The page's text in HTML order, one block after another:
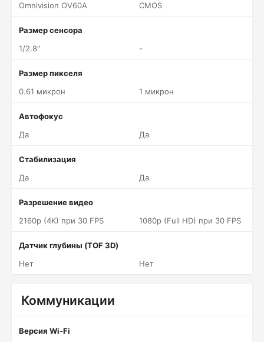
Omnivision OV60A
CMOS
Размер сенсора
1/2.8"
-
Размер пикселя
0.61 микрон
1 микрон
Автофокус
Да
Да
Стабилизация
Да
Да
Разрешение видео
2160p (4K) при 30 FPS
1080p (Full HD) при 30 FPS
Датчик глубины (TOF 3D)
Нет
Нет
Коммуникации
Версия Wi-Fi